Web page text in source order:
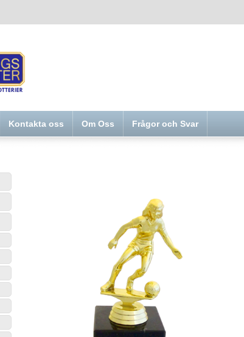
Kontakta oss Om Oss Frågor och Svar